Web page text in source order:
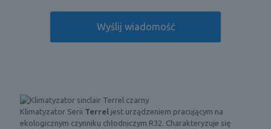
Klimatyzator Serii Terrel jest urządzeniem pracującym na
ekologicznym czynniku chłodniczym R32. Charakteryzuje się